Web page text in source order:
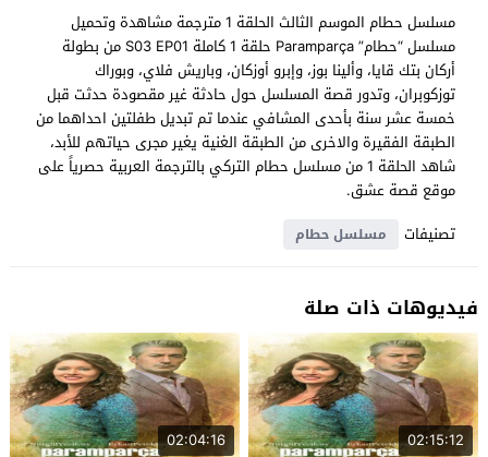
مسلسل حطام الموسم الثالث الحلقة 1 مترجمة مشاهدة وتحميل
مسلسل “حطام” Paramparça حلقة 1 كاملة S03 EP01 من بطولة
أركان بتك قايا، وألينا بوز، وإبرو أوزكان، وباريش فلاي، وبوراك
توزكوبران، وتدور قصة المسلسل حول حادثة غير مقصودة حدثت قبل
خمسة عشر سنة بأحدى المشافي عندما تم تبديل طفلتين احداهما من
الطبقة الفقيرة والاخرى من الطبقة الغنية يغير مجرى حياتهم للأبد،
شاهد الحلقة 1 من مسلسل حطام التركي بالترجمة العربية حصرياً على
موقع قصة عشق.
تصنيفات
مسلسل حطام
فيديوهات ذات صلة
02:15:12
02:04:16